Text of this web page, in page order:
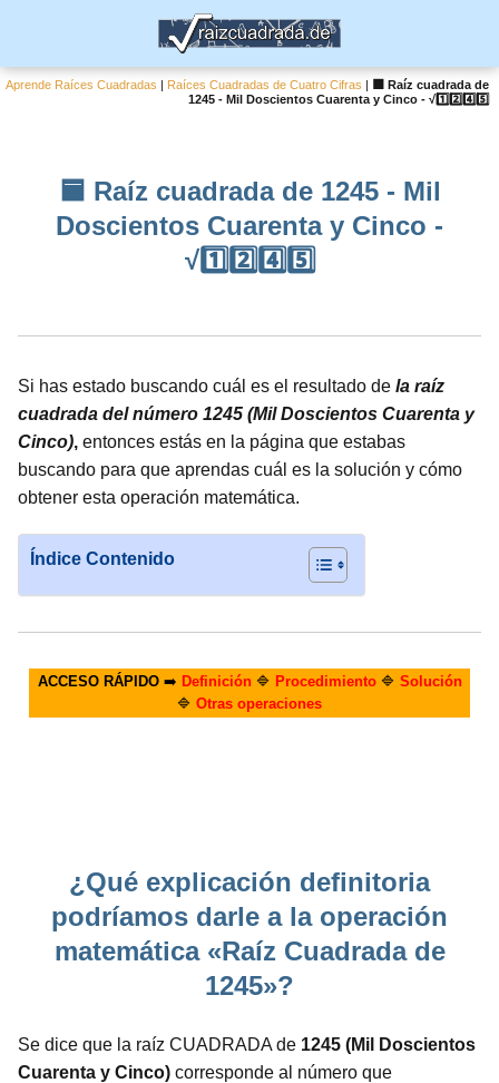
Aprende Raíces Cuadradas | Raíces Cuadradas de Cuatro Cifras |
🟦 Raíz cuadrada de
1245 - Mil Doscientos Cuarenta y Cinco - √1️⃣2️⃣4️⃣5️⃣
🟦 Raíz cuadrada de 1245 - Mil
Doscientos Cuarenta y Cinco -
√1️⃣2️⃣4️⃣5️⃣
Si has estado buscando cuál es el resultado de la raíz
cuadrada del número 1245 (Mil Doscientos Cuarenta y
Cinco), entonces estás en la página que estabas
buscando para que aprendas cuál es la solución y cómo
obtener esta operación matemática.
Índice Contenido
ACCESO RÁPIDO➡️ Definición🔷 Procedimiento🔷 Solución
🔷 Otras operaciones
¿Qué explicación definitoria
podríamos darle a la operación
matemática «Raíz Cuadrada de
1245»?
Se dice que la raíz CUADRADA de 1245 (Mil Doscientos
Cuarenta y Cinco) corresponde al número que